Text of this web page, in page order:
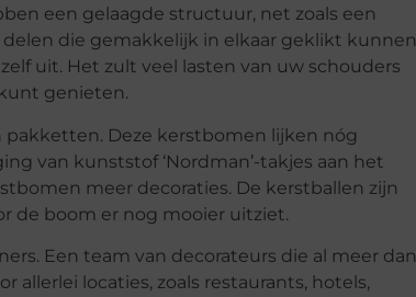
een gelaagde structuur, net zoals een
die gemakkelijk in elkaar geklikt kunnen
uit. Het zult veel lasten van uw schouders
genieten.
Deze kerstbomen lijken nóg
van kunststof ‘Nordman’-takjes aan het
meer decoraties. De kerstballen zijn
de boom er nog mooier uitziet.
Een team van decorateurs die al meer dan
allerlei locaties, zoals restaurants, hotels,